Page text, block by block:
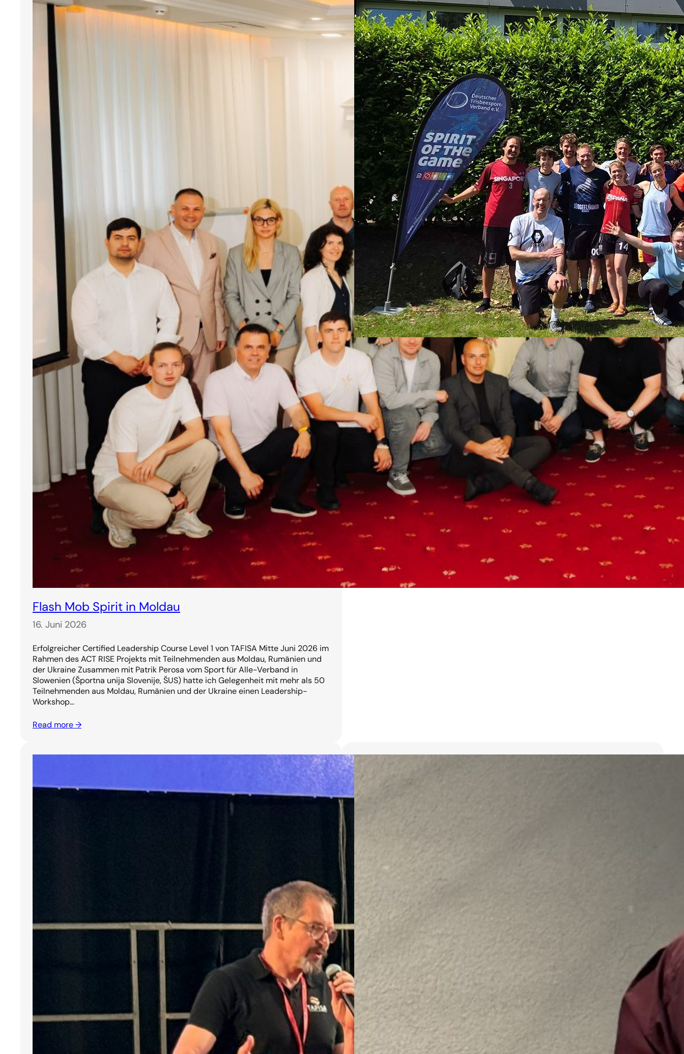
Flash Mob Spirit in Moldau
16. Juni 2026
Erfolgreicher Certified Leadership Course Level 1 von TAFISA Mitte Juni 2026 im
Rahmen des ACT RISE Projekts mit Teilnehmenden aus Moldau, Rumänien und
der Ukraine Zusammen mit Patrik Perosa vom Sport für Alle-Verband in
Slowenien (Športna unija Slovenije, ŠUS) hatte ich Gelegenheit mit mehr als 50
Teilnehmenden aus Moldau, Rumänien und der Ukraine einen Leadership-
Workshop…
Read more →
Auftakt zu erneuerten Spirit-Workshops
26. Mai 2026
Einladung des Ultimate-Teams RotPot vom MTV Braunschweig zum Workshop
nach Verden Am Samstag 23. Mai 2026 konnte ich in der Jugendherberge
Verden mit dem Braunschweiger Ultimate-Team RotPot einen Spirit-Workshop
halten, der den Auftakt zu einer neuen Angebotsreihe darstellt. Je Workshop
werden nach vorheriger Absprache nur zwei der fünf Kompetenzbereiche des
Ultimate Spirits behandelt. In diesem…
Read more →